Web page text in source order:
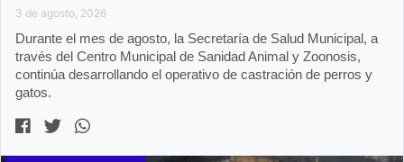
3 de agosto, 2026
Durante el mes de agosto, la Secretaría de Salud Municipal, a
través del Centro Municipal de Sanidad Animal y Zoonosis,
continúa desarrollando el operativo de castración de perros y
gatos.